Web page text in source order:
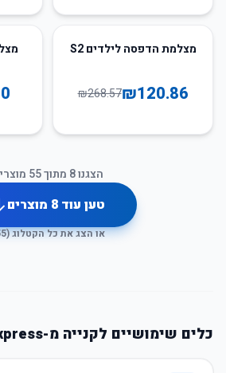
55%מצלמת הדפסה לילדים S2
₪120.86
₪268.57
56
הצגנו8 מתוך55
טען עוד8 מוצרים
או הצג את כל הקטלוג (
כלים שימושיים לקנייה מ-AliExpress